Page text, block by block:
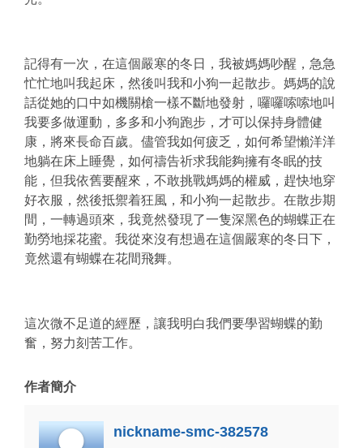
記得有一次，在這個嚴寒的冬日，我被媽媽吵醒，急急
忙忙地叫我起床，然後叫我和小狗一起散步。媽媽的說
話從她的口中如機關槍一樣不斷地發射，囉囉嗦嗦地叫
我要多做運動，多多和小狗跑步，才可以保持身體健
康，將來長命百歲。儘管我如何疲乏，如何希望懶洋洋
地躺在床上睡覺，如何禱告祈求我能夠擁有冬眠的技
能，但我依舊要醒來，不敢挑戰媽媽的權威，趕快地穿
好衣服，然後抵禦着狂風，和小狗一起散步。在散步期
間，一轉過頭來，我竟然發現了一隻深黑色的蝴蝶正在
勤勞地採花蜜。我從來沒有想過在這個嚴寒的冬日下，
竟然還有蝴蝶在花間飛舞。
這次微不足道的經歷，讓我明白我們要學習蝴蝶的勤
奮，努力刻苦工作。
作者簡介
nickname-smc-382578